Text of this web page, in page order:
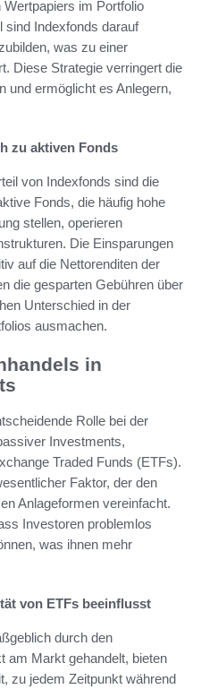
im Portfolio
sind Indexfonds darauf
was zu einer
Diese Strategie verringert die
und ermöglicht es Anlegern,
zu aktiven Fonds
von Indexfonds sind die
Fonds, die häufig hohe
stellen, operieren
Die Einsparungen
auf die Nettorenditen der
die gesparten Gebühren über
Unterschied in der
ausmachen.
in
Rolle bei der
Investments,
Traded Funds (ETFs).
Faktor, der den
Anlageformen vereinfacht.
Investoren problemlos
was ihnen mehr
von ETFs beeinflusst
durch den
am Markt gehandelt, bieten
zu jedem Zeitpunkt während